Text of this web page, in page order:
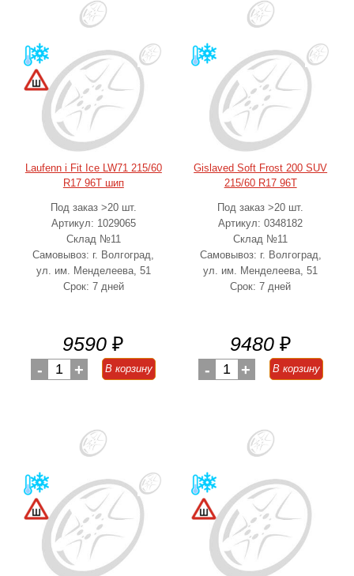
Laufenn i Fit Ice LW71 215/60
R17 96T шип
Под заказ >20 шт.
Артикул: 1029065
Склад №11
Самовывоз: г. Волгоград,
ул. им. Менделеева, 51
Срок: 7 дней
9590 ₽
- 1 + В корзину
Gislaved Soft Frost 200 SUV
215/60 R17 96T
Под заказ >20 шт.
Артикул: 0348182
Склад №11
Самовывоз: г. Волгоград,
ул. им. Менделеева, 51
Срок: 7 дней
9480 ₽
- 1 + В корзину